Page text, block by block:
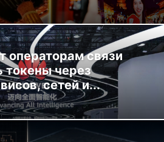
операторам связи
токены через
сетей и...